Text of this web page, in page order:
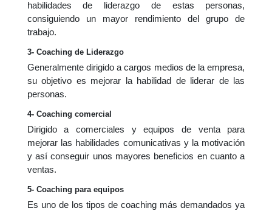
habilidades de liderazgo de estas personas,
consiguiendo un mayor rendimiento del grupo de
trabajo.
3- Coaching de Liderazgo
Generalmente dirigido a cargos medios de la empresa,
su objetivo es mejorar la habilidad de liderar de las
personas.
4- Coaching comercial
Dirigido a comerciales y equipos de venta para
mejorar las habilidades comunicativas y la motivación
y así conseguir unos mayores beneficios en cuanto a
ventas.
5- Coaching para equipos
Es uno de los tipos de coaching más demandados ya